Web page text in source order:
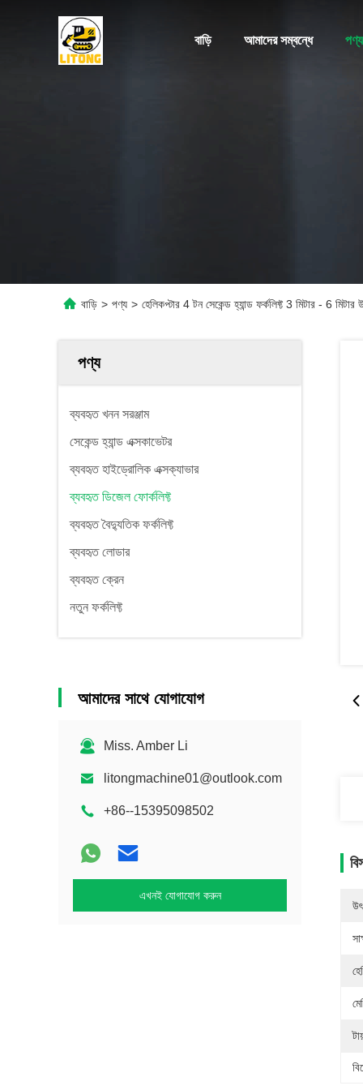
বাড়ি আমাদের সম্বন্ধে পণ্য
বাড়ি > পণ্য > হেলিকপ্টার 4 টন সেকেন্ড হ্যান্ড ফর্কলিফ্ট 3 মিটার - 6
পণ্য
ব্যবহৃত খনন সরঞ্জাম
সেকেন্ড হ্যান্ড এক্সকাভেটর
ব্যবহৃত হাইড্রোলিক এক্সক্যাভার
ব্যবহৃত ডিজেল ফোর্কলিফ্ট
ব্যবহৃত বৈদ্যুতিক ফর্কলিফ্ট
ব্যবহৃত লোডার
ব্যবহৃত ক্রেন
নতুন ফর্কলিফ্ট
আমাদের সাথে যোগাযোগ
Miss. Amber Li
litongmachine01@outlook.com
+86--15395098502
এখনই যোগাযোগ করুন